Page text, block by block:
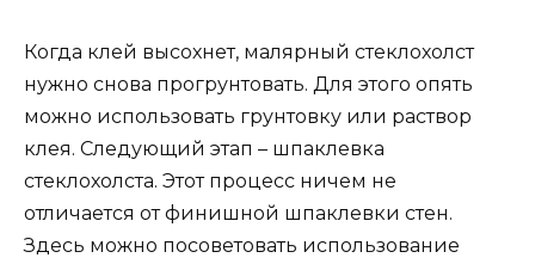
Когда клей высохнет, малярный стеклохолст
нужно снова прогрунтовать. Для этого опять
можно использовать грунтовку или раствор
клея. Следующий этап – шпаклевка
стеклохолста. Этот процесс ничем не
отличается от финишной шпаклевки стен.
Здесь можно посоветовать использование